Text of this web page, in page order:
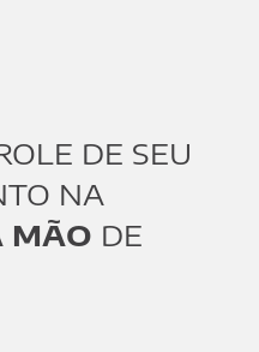
DE SEU
NA
MÃO DE